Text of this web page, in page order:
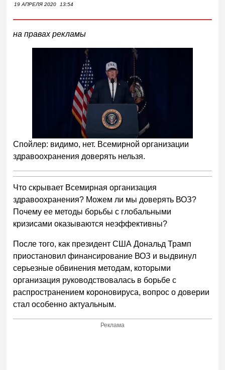
19 АПРЕЛЯ 2020 13:54
на правах рекламы
Следующее видео через
5
Отмена
Спойлер: видимо, нет. Всемирной организации
здравоохранения доверять нельзя.
Что скрывает Всемирная организация
здравоохранения? Можем ли мы доверять ВОЗ?
Почему ее методы борьбы с глобальными
кризисами оказываются неэффективны?
После того, как президент США Дональд Трамп
приостановил финансирование ВОЗ и выдвинул
серьезные обвинения методам, которыми
организация руководствовалась в борьбе с
распространением короновируса, вопрос о доверии
стал особенно актуальным.
Реклама